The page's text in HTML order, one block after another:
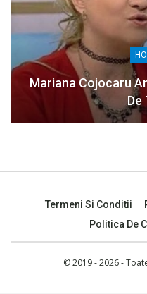
Mariana Cojocaru
De
Termeni Si Conditii
Politica De
© 2019 - 2026 -